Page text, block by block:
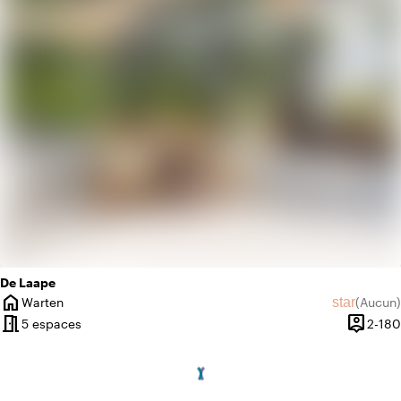
De Laape
home
Ville
Warten star(Aucun)
Aucun
meeting_room5 espaces person_pin2-180